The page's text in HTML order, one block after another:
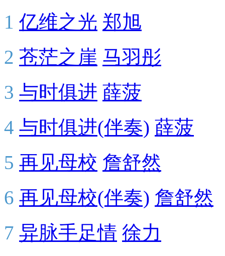
1 亿维之光 郑旭
2 苍茫之崖 马羽彤
3 与时俱进 薛菠
4 与时俱进(伴奏) 薛菠
5 再见母校 詹舒然
6 再见母校(伴奏) 詹舒然
7 异脉手足情 徐力